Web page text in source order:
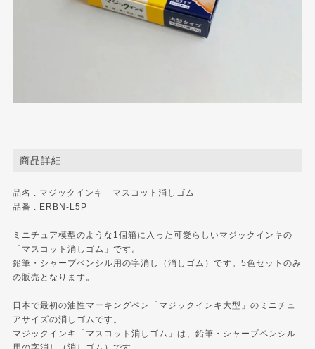
商品詳細
品名 : マジックインキ マスコット消しゴム
品番 : ERBN-L5P
ミニチュア模型のような1個箱に入った可愛らしいマジックインキの
「マスコット消しゴム」です。
鉛筆・シャープペンシル用の字消し（消しゴム）です。5色セットのみ
の販売となります。
日本で最初の油性マーキングペン「マジックインキ大型」のミニチュ
アサイズの消しゴムです。
マジックインキ「マスコット消しゴム」は、鉛筆・シャープペンシル